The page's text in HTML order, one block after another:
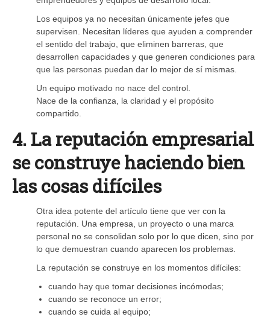
Los equipos ya no necesitan únicamente jefes que
supervisen. Necesitan líderes que ayuden a comprender
el sentido del trabajo, que eliminen barreras, que
desarrollen capacidades y que generen condiciones para
que las personas puedan dar lo mejor de sí mismas.
Un equipo motivado no nace del control.
Nace de la confianza, la claridad y el propósito
compartido.
4. La reputación empresarial
se construye haciendo bien
las cosas difíciles
Otra idea potente del artículo tiene que ver con la
reputación. Una empresa, un proyecto o una marca
personal no se consolidan solo por lo que dicen, sino por
lo que demuestran cuando aparecen los problemas.
La reputación se construye en los momentos difíciles:
cuando hay que tomar decisiones incómodas;
cuando se reconoce un error;
cuando se cuida al equipo;